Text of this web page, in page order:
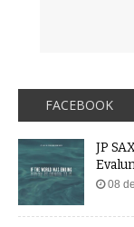
FACEBOOK
JP
08